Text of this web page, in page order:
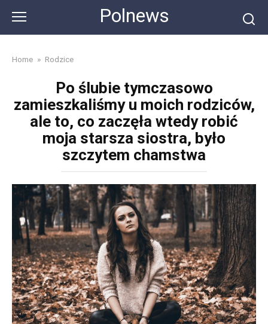
content
Polnews
Home » Rodzice
Po ślubie tymczasowo
zamieszkaliśmy u moich rodziców,
ale to, co zaczęła wtedy robić
moja starsza siostra, było
szczytem chamstwa